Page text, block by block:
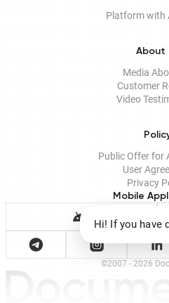
Platform with
About
Media
Customer
Video
Public Offer for
User
Privacy
Mobile
©2007 - 2026
Hi! If you have